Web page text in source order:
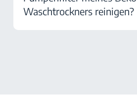
Waschtrockners reinigen?